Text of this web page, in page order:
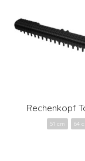
Rechenkopf
51 cm 64